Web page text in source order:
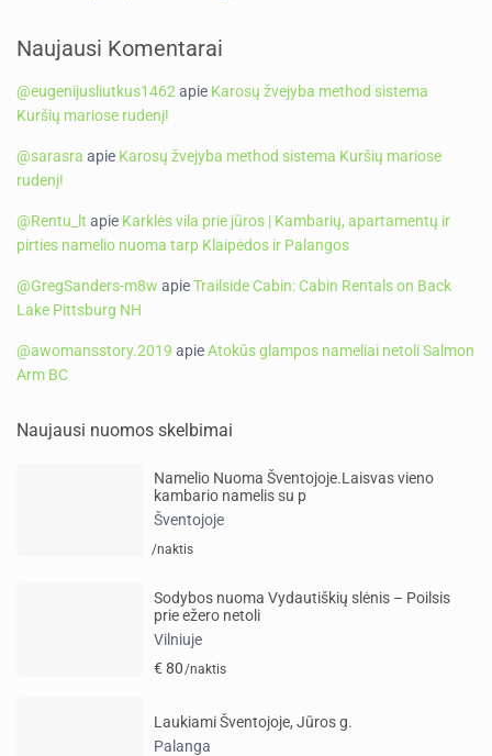
Naujausi Komentarai
@eugenijusliutkus1462 apie Karosų žvejyba method sistema
Kuršių mariose rudenį!
@sarasra apie Karosų žvejyba method sistema Kuršių mariose
rudenį!
@Rentu_lt apie Karklės vila prie jūros | Kambarių, apartamentų ir
pirties namelio nuoma tarp Klaipėdos ir Palangos
@GregSanders-m8w apieTrailside Cabin: Cabin Rentals on Back
Lake Pittsburg NH
@awomansstory.2019 apieAtokūs glampos nameliai netoli Salmon
Arm BC
Naujausi nuomos skelbimai
Namelio Nuoma Šventojoje.Laisvas vieno
kambario namelis su p
Šventojoje
/naktis
Sodybos nuoma Vydautiškių slėnis – Poilsis
prie ežero netoli
Vilniuje
€ 80/naktis
Laukiami Šventojoje, Jūros g.
Palanga